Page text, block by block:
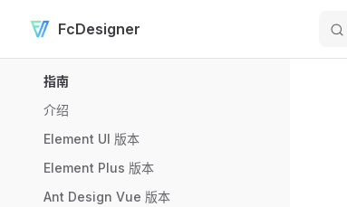
Skip to content
FcDesigner
指南
介绍
Element UI 版本
Element Plus 版本
Ant Design Vue 版本